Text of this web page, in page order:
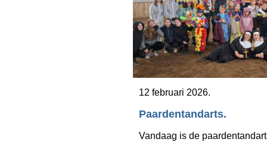
12 februari 2026.
Paardentandarts.
Vandaag is de